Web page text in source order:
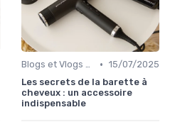
Blogs et Vlogs de Coiffure • 15/07/2025
Les secrets de la barette à
cheveux : un accessoire
indispensable